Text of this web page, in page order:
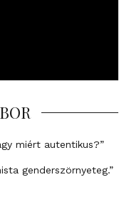
miért autentikus?”
genderszörnyeteg.”